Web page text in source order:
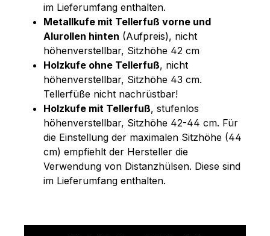
im Lieferumfang enthalten.
Metallkufe mit Tellerfuß vorne und
Alurollen hinten (Aufpreis), nicht
höhenverstellbar, Sitzhöhe 42 cm
Holzkufe ohne Tellerfuß, nicht
höhenverstellbar, Sitzhöhe 43 cm.
Tellerfüße nicht nachrüstbar!
Holzkufe mit Tellerfuß, stufenlos
höhenverstellbar, Sitzhöhe 42-44 cm. Für
die Einstellung der maximalen Sitzhöhe (44
cm) empfiehlt der Hersteller die
Verwendung von Distanzhülsen. Diese sind
im Lieferumfang enthalten.